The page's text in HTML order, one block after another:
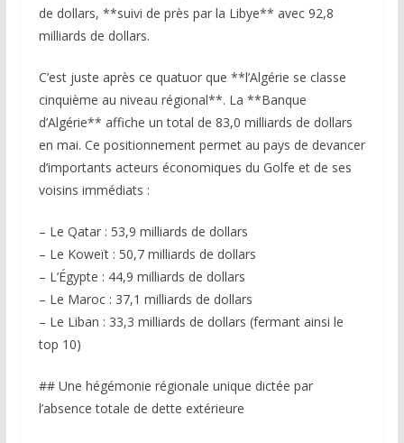
de dollars, **suivi de près par la Libye** avec 92,8
milliards de dollars.
C’est juste après ce quatuor que **l’Algérie se classe
cinquième au niveau régional**. La **Banque
d’Algérie** affiche un total de 83,0 milliards de dollars
en mai. Ce positionnement permet au pays de devancer
d’importants acteurs économiques du Golfe et de ses
voisins immédiats :
– Le Qatar : 53,9 milliards de dollars
– Le Koweït : 50,7 milliards de dollars
– L’Égypte : 44,9 milliards de dollars
– Le Maroc : 37,1 milliards de dollars
– Le Liban : 33,3 milliards de dollars (fermant ainsi le
top 10)
## Une hégémonie régionale unique dictée par
l’absence totale de dette extérieure